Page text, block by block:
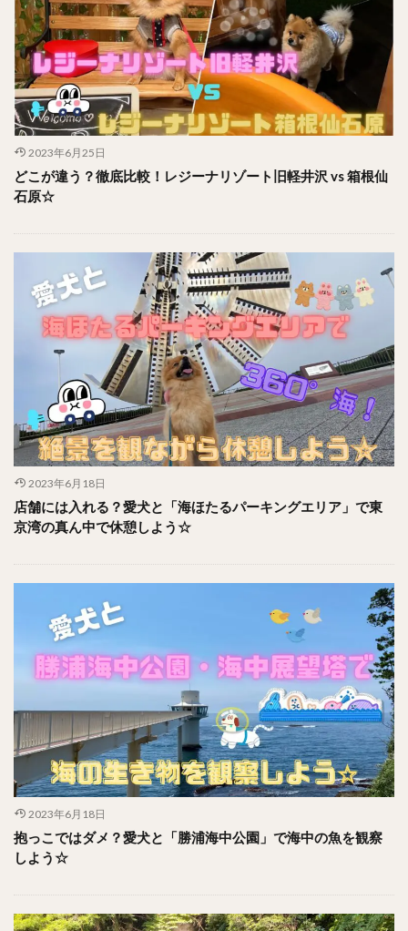
2023年6月25日
どこが違う？徹底比較！レジーナリゾート旧軽井沢 vs 箱根仙
石原☆
2023年6月18日
店舗には入れる？愛犬と「海ほたるパーキングエリア」で東
京湾の真ん中で休憩しよう☆
2023年6月18日
抱っこではダメ？愛犬と「勝浦海中公園」で海中の魚を観察
しよう☆